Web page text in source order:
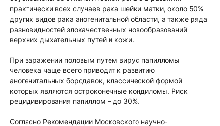
практически всех случаев рака шейки матки, около 50%
других видов рака аногенитальной области, а также ряда
разновидностей злокачественных новообразований
верхних дыхательных путей и кожи.
При заражении половым путем вирус папилломы
человека чаще всего приводит к развитию
аногенитальных бородавок, классической формой
которых являются остроконечные кондиломы. Риск
рецидивирования папиллом – до 30%.
Согласно Рекомендации Московского научно-